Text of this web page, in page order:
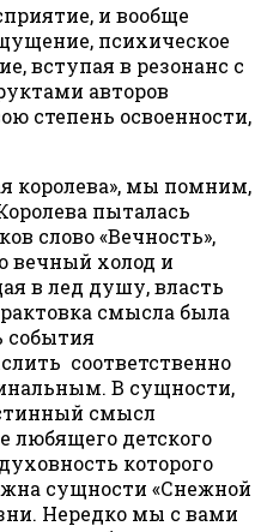
и вообще
психическое
вступая в резонанс с
авторов
степень освоенности,
королева», мы помним,
пыталась
слово «Вечность»,
вечный холод и
в лед душу, власть
смысла была
события
соответственно
В сущности,
смысл
любящего детского
которого
сущности «Снежной
Нередко мы с вами